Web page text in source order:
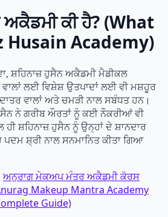
ਕੀ ਹੈ? (What
Husain Academy)
ਸ਼ਹਿਨਾਜ਼ ਹੁਸੈਨ ਅਕੈਡਮੀ ਮੈਡੀਕਲ
ਲਈ ਵਿਸ਼ੇਸ਼ ਉਤਪਾਦਾਂ ਲਈ ਵੀ ਮਸ਼ਹੂਰ
ਵਾਲਾਂ ਅਤੇ ਚਮੜੀ ਨਾਲ ਸਬੰਧਤ ਹਨ।
ਨੇ ਗਰੀਬ ਔਰਤਾਂ ਨੂੰ ਕਈ ਨੌਕਰੀਆਂ ਵੀ
ਸ਼ਹਿਨਾਜ਼ ਹੁਸੈਨ ਨੂੰ ਉਨ੍ਹਾਂ ਦੇ ਸ਼ਾਨਦਾਰ
ਸ਼੍ਰੀ ਨਾਲ ਸਨਮਾਨਿਤ ਕੀਤਾ ਗਿਆ
ਅਨੁਰਾਗ ਮੇਕਅਪ ਮੰਤਰ ਅਕੈਡਮੀ ਕੋਰਸ
Makeup Mantra Academy
Guide)